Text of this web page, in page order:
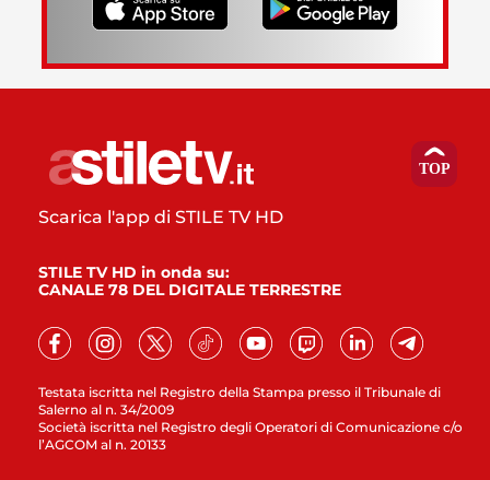
Testata iscritta nel Registro della Stampa presso il Tribunale di
Salerno al n. 34/2009
Società iscritta nel Registro degli Operatori di Comunicazione c/o
l’AGCOM al n. 20133
Scarica l'app di STILE TV HD
STILE TV HD in onda su:
CANALE 78 DEL DIGITALE TERRESTRE